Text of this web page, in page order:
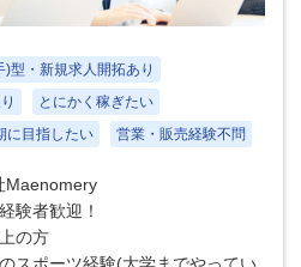
)型・新規求人開拓あり
とにかく稼ぎたい
に目指したい
営業・販売経験不問
Maenomery
験者歓迎！
の方